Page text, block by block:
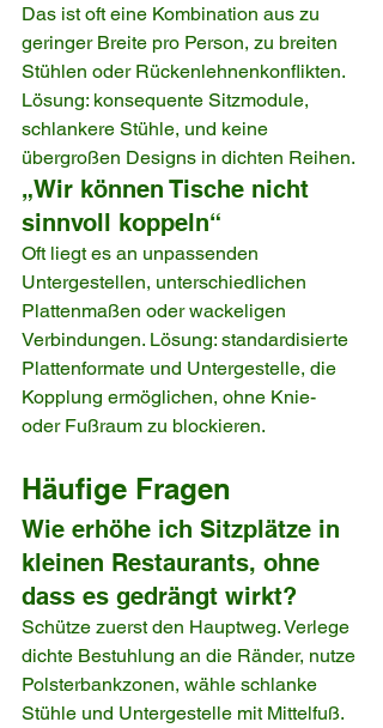
Das ist oft eine Kombination aus zu
geringer Breite pro Person, zu breiten
Stühlen oder Rückenlehnenkonflikten.
Lösung: konsequente Sitzmodule,
schlankere Stühle, und keine
übergroßen Designs in dichten Reihen.
„Wir können Tische nicht
sinnvoll koppeln“
Oft liegt es an unpassenden
Untergestellen, unterschiedlichen
Plattenmaßen oder wackeligen
Verbindungen. Lösung: standardisierte
Plattenformate und Untergestelle, die
Kopplung ermöglichen, ohne Knie-
oder Fußraum zu blockieren.
Häufige Fragen
Wie erhöhe ich Sitzplätze in
kleinen Restaurants, ohne
dass es gedrängt wirkt?
Schütze zuerst den Hauptweg. Verlege
dichte Bestuhlung an die Ränder, nutze
Polsterbankzonen, wähle schlanke
Stühle und Untergestelle mit Mittelfuß.